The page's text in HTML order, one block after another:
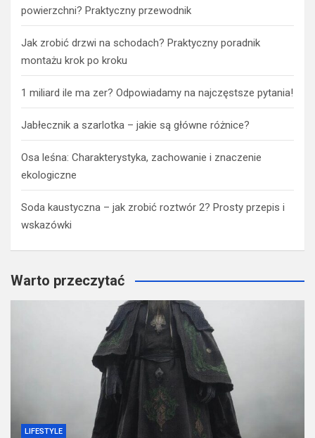
powierzchni? Praktyczny przewodnik
Jak zrobić drzwi na schodach? Praktyczny poradnik
montażu krok po kroku
1 miliard ile ma zer? Odpowiadamy na najczęstsze pytania!
Jabłecznik a szarlotka – jakie są główne różnice?
Osa leśna: Charakterystyka, zachowanie i znaczenie
ekologiczne
Soda kaustyczna – jak zrobić roztwór 2? Prosty przepis i
wskazówki
Warto przeczytać
LIFESTYLE